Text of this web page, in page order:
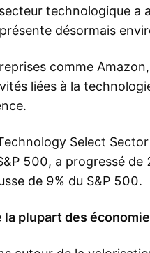
technologique a
désormais
comme
liées à la
Select
500, a progressé
de 9% du S&P 500.
la plupart des